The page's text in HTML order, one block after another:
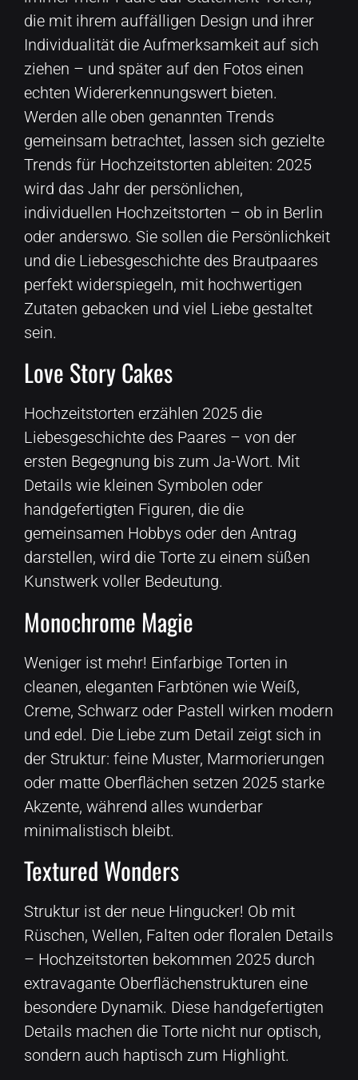
die mit ihrem auffälligen Design und ihrer
Individualität die Aufmerksamkeit auf sich
ziehen – und später auf den Fotos einen
echten Widererkennungswert bieten.
Werden alle oben genannten Trends
gemeinsam betrachtet, lassen sich gezielte
Trends für Hochzeitstorten ableiten: 2025
wird das Jahr der persönlichen,
individuellen Hochzeitstorten – ob in Berlin
oder anderswo. Sie sollen die Persönlichkeit
und die Liebesgeschichte des Brautpaares
perfekt widerspiegeln, mit hochwertigen
Zutaten gebacken und viel Liebe gestaltet
sein.
Love Story Cakes
Hochzeitstorten erzählen 2025 die
Liebesgeschichte des Paares – von der
ersten Begegnung bis zum Ja-Wort. Mit
Details wie kleinen Symbolen oder
handgefertigten Figuren, die die
gemeinsamen Hobbys oder den Antrag
darstellen, wird die Torte zu einem süßen
Kunstwerk voller Bedeutung.
Monochrome Magie
Weniger ist mehr! Einfarbige Torten in
cleanen, eleganten Farbtönen wie Weiß,
Creme, Schwarz oder Pastell wirken modern
und edel. Die Liebe zum Detail zeigt sich in
der Struktur: feine Muster, Marmorierungen
oder matte Oberflächen setzen 2025 starke
Akzente, während alles wunderbar
minimalistisch bleibt.
Textured Wonders
Struktur ist der neue Hingucker! Ob mit
Rüschen, Wellen, Falten oder floralen Details
– Hochzeitstorten bekommen 2025 durch
extravagante Oberflächenstrukturen eine
besondere Dynamik. Diese handgefertigten
Details machen die Torte nicht nur optisch,
sondern auch haptisch zum Highlight.